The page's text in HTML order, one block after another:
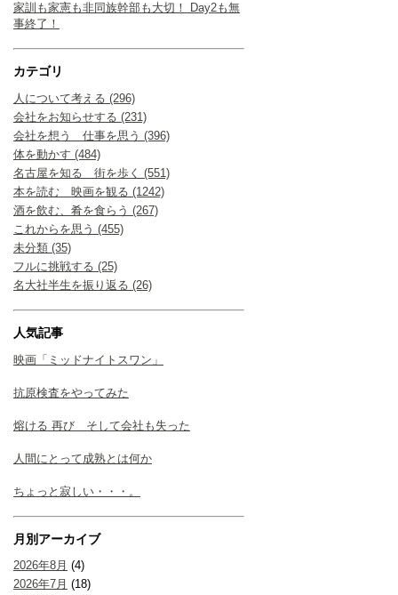
家訓も家憲も非同族幹部も大切！ Day2も無
事終了！
カテゴリ
人について考える (296)
会社をお知らせする (231)
会社を想う 仕事を思う (396)
体を動かす (484)
名古屋を知る 街を歩く (551)
本を読む 映画を観る (1242)
酒を飲む、肴を食らう (267)
これからを思う (455)
未分類 (35)
フルに挑戦する (25)
名大社半生を振り返る (26)
人気記事
映画「ミッドナイトスワン」
抗原検査をやってみた
熔ける 再び そして会社も失った
人間にとって成熟とは何か
ちょっと寂しい・・・。
月別アーカイブ
2026年8月 (4)
2026年7月 (18)